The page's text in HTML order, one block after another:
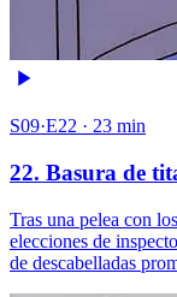
S09·E22 · 23 min
22. Basura de
Tras una pelea con
elecciones de
de descabelladas